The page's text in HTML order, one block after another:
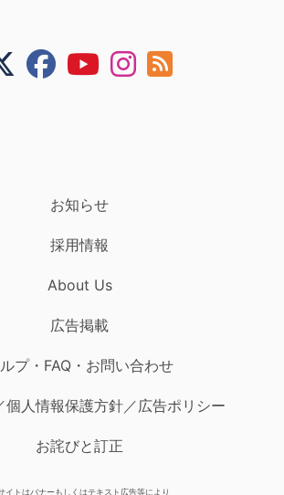
お知らせ
採用情報
About Us
広告掲載
プ・FAQ・お問い合わせ
個人情報保護方針／広告ポリシー
お詫びと訂正
イトはバナーもしくはテキスト広告等により